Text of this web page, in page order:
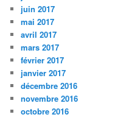
juin 2017
mai 2017
avril 2017
mars 2017
février 2017
janvier 2017
décembre 2016
novembre 2016
octobre 2016